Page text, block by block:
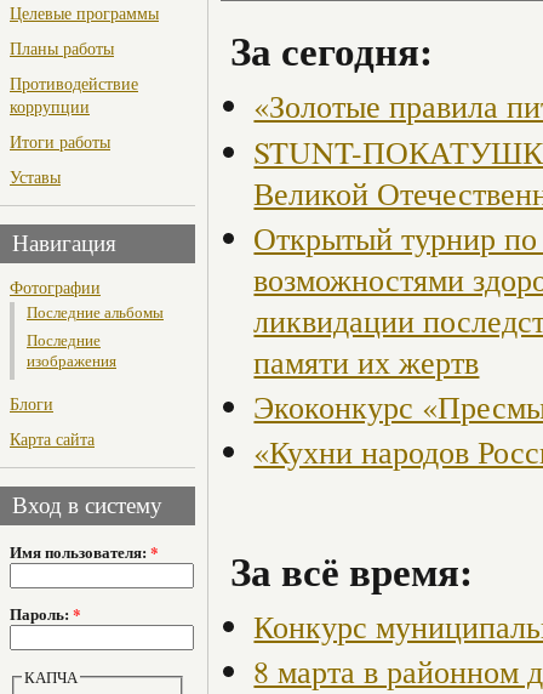
Целевые программы
Планы работы
Противодействие
коррупции
Итоги работы
Уставы
Навигация
Фотографии
Последние альбомы
Последние
изображения
Блоги
Карта сайта
Вход в систему
Имя пользователя: *
Пароль: *
КАПЧА
За сегодня:
«Золотые правила
STUNT-
Великой
Открытый турнир
возможностями
ликвидации
памяти их жертв
Экоконкурс
«Кухни народов
За всё время:
Конкурс
8 марта в районном